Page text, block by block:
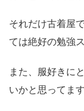
それだけ古着屋
ては絶好の勉強
また、服好きに
いかと思ってます